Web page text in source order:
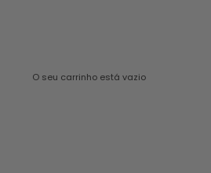
O seu carrinho está vazio